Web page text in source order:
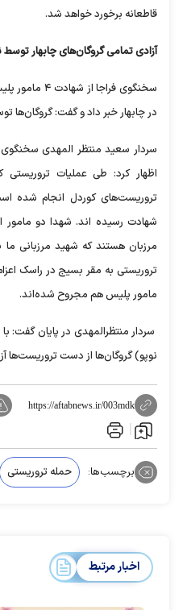
قاطعانه برخورد خواهد شد.
آزادی تمامی گروگان‌های چابهار توسط
سخنگوی فراجا
در چابهار خبر داد و گفت: گروگان‌ها
سردار سعید منتظر المهدی سخنگوی
اظهار کرد: طی عملیات
شهادت رسیده اند. شهدا دو مامور
مرزبان هستند که شهید مرزبانی
مامور پلیس هم مجروح شده‌اند.
سردار منتظرالمهدی در پایان گفت:
نوپو) گروگان‌ها از دست تروریست‌ها
https://aftabnews.ir/003mdk
برچسب‌ها: حمله تروریستی
اخبار مرتبط